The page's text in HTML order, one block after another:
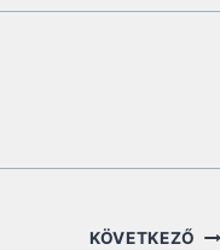
KÖVETKEZŐ